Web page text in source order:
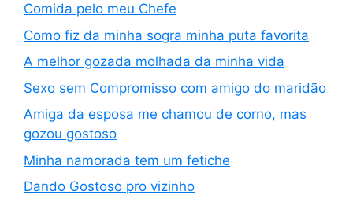
Comida pelo meu Chefe
Como fiz da minha sogra minha puta favorita
A melhor gozada molhada da minha vida
Sexo sem Compromisso com amigo do maridão
Amiga da esposa me chamou de corno, mas
gozou gostoso
Minha namorada tem um fetiche
Dando Gostoso pro vizinho